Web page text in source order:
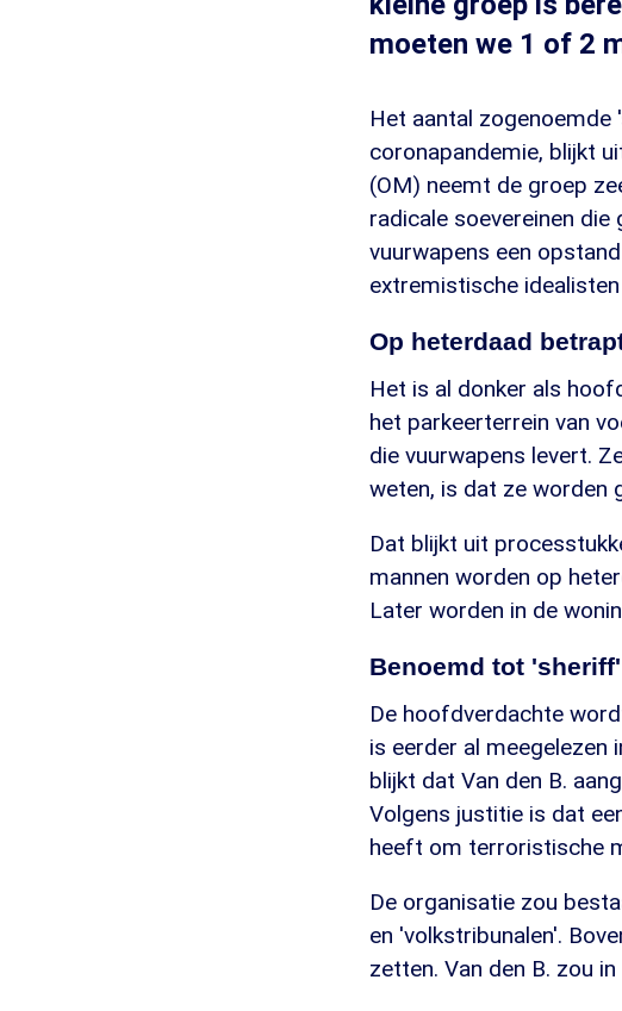
moeten we 1 of 2
Het aantal zogenoemde
coronapandemie, blijkt
(OM) neemt de groep
radicale soevereinen
vuurwapens een
extremistische
Op heterdaad
Het is al donker als
het parkeerterrein van
die vuurwapens levert.
weten, is dat ze worden
Dat blijkt uit
mannen worden op
Later worden in de
Benoemd tot 'sheriff'
De hoofdverdachte
is eerder al meegelezen
blijkt dat Van den B.
Volgens justitie is dat
heeft om terroristische
De organisatie zou
en 'volkstribunalen'.
zetten. Van den B. zou